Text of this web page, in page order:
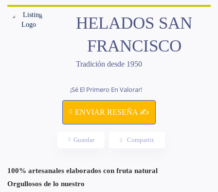
HELADOS SAN
FRANCISCO
Tradición desde 1950
¡Sé El Primero En Valorar!
ENVIAR RESEÑA ✍
Guardar Compartir.
100% artesanales elaborados con fruta natural
Orgullosos de lo nuestro